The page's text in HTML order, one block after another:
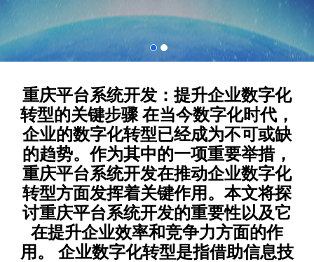
重庆平台系统开发：提升企业数字化
转型的关键步骤 在当今数字化时代，
企业的数字化转型已经成为不可或缺
的趋势。作为其中的一项重要举措，
重庆平台系统开发在推动企业数字化
转型方面发挥着关键作用。本文将探
讨重庆平台系统开发的重要性以及它
在提升企业效率和竞争力方面的作
用。 企业数字化转型是指借助信息技